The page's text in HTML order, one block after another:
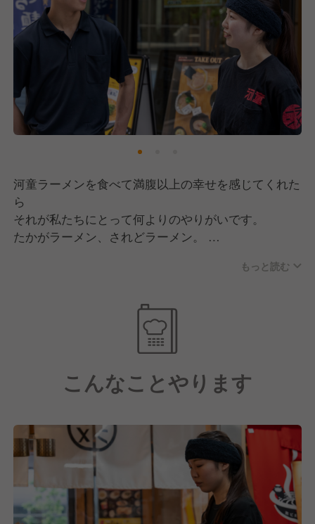
河童ラーメンを食べて満腹以上の幸せを感じてくれた
ら
それが私たちにとって何よりのやりがいです。
たかがラーメン、されどラーメン。
たくさんの手間隙と浪漫がつまっていることを
お腹がぐーっと鳴ったらば、
お店でラーメンをすすってください。
精一杯の一杯をご用意して
あなたをお待ちいたしております。
もっと読む
こんなことやります